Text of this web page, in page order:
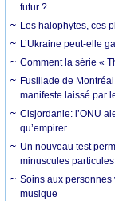
futur ?
Les halophytes, ces
L’Ukraine peut-elle
Comment la série «
Fusillade de
manifeste laissé par
Cisjordanie: l’ONU
qu’empirer
Un nouveau test
minuscules
Soins aux
musique